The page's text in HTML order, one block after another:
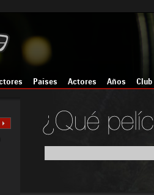
Países Actores Años Club